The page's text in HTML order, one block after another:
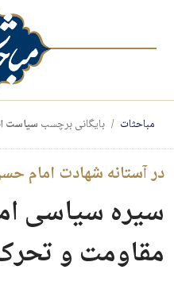
مباحثات بایگانی برچسب سیاست
در آستانه شهادت امام
سیره سیاسی
مقاومت و تحرک